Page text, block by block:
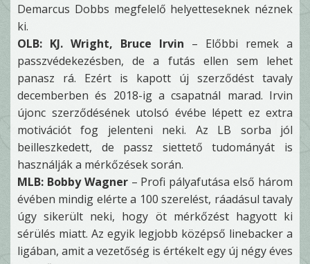
Demarcus Dobbs megfelelő helyetteseknek néznek
ki.
OLB: KJ. Wright, Bruce Irvin – Előbbi remek a
passzvédekezésben, de a futás ellen sem lehet
panasz rá. Ezért is kapott új szerződést tavaly
decemberben és 2018-ig a csapatnál marad. Irvin
újonc szerződésének utolsó évébe lépett ez extra
motivációt fog jelenteni neki. Az LB sorba jól
beilleszkedett, de passz siettető tudományát is
használják a mérkőzések során.
MLB: Bobby Wagner– Profi pályafutása első három
évében mindig elérte a 100 szerelést, ráadásul tavaly
úgy sikerült neki, hogy öt mérkőzést hagyott ki
sérülés miatt. Az egyik legjobb középső linebacker a
ligában, amit a vezetőség is értékelt egy új négy éves